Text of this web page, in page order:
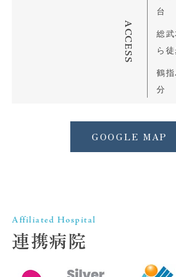
ACCESS
台
総
ら
鶴
分
GOOGLE MAP
Affiliated Hospital
連携病院